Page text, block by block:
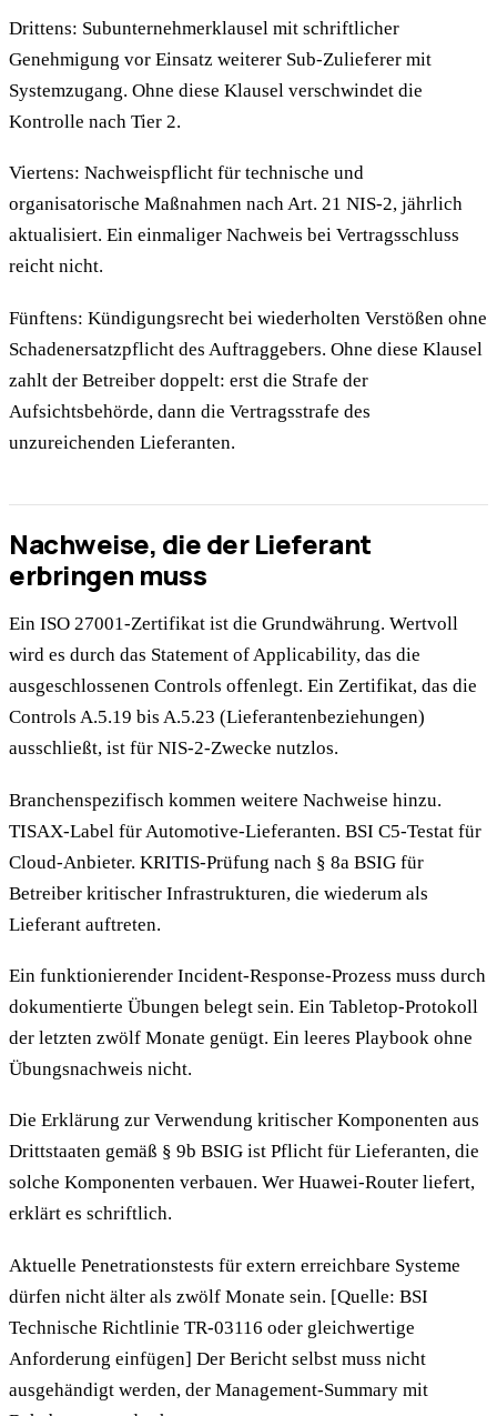
Drittens: Subunternehmerklausel mit schriftlicher
Genehmigung vor Einsatz weiterer Sub-Zulieferer mit
Systemzugang. Ohne diese Klausel verschwindet die
Kontrolle nach Tier 2.
Viertens: Nachweispflicht für technische und
organisatorische Maßnahmen nach Art. 21 NIS-2, jährlich
aktualisiert. Ein einmaliger Nachweis bei Vertragsschluss
reicht nicht.
Fünftens: Kündigungsrecht bei wiederholten Verstößen ohne
Schadenersatzpflicht des Auftraggebers. Ohne diese Klausel
zahlt der Betreiber doppelt: erst die Strafe der
Aufsichtsbehörde, dann die Vertragsstrafe des
unzureichenden Lieferanten.
Nachweise, die der Lieferant
erbringen muss
Ein ISO 27001-Zertifikat ist die Grundwährung. Wertvoll
wird es durch das Statement of Applicability, das die
ausgeschlossenen Controls offenlegt. Ein Zertifikat, das die
Controls A.5.19 bis A.5.23 (Lieferantenbeziehungen)
ausschließt, ist für NIS-2-Zwecke nutzlos.
Branchenspezifisch kommen weitere Nachweise hinzu.
TISAX-Label für Automotive-Lieferanten. BSI C5-Testat für
Cloud-Anbieter. KRITIS-Prüfung nach § 8a BSIG für
Betreiber kritischer Infrastrukturen, die wiederum als
Lieferant auftreten.
Ein funktionierender Incident-Response-Prozess muss durch
dokumentierte Übungen belegt sein. Ein Tabletop-Protokoll
der letzten zwölf Monate genügt. Ein leeres Playbook ohne
Übungsnachweis nicht.
Die Erklärung zur Verwendung kritischer Komponenten aus
Drittstaaten gemäß § 9b BSIG ist Pflicht für Lieferanten, die
solche Komponenten verbauen. Wer Huawei-Router liefert,
erklärt es schriftlich.
Aktuelle Penetrationstests für extern erreichbare Systeme
dürfen nicht älter als zwölf Monate sein. [Quelle: BSI
Technische Richtlinie TR-03116 oder gleichwertige
Anforderung einfügen] Der Bericht selbst muss nicht
ausgehändigt werden, der Management-Summary mit